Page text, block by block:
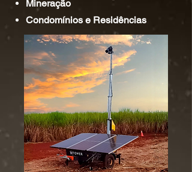
Mineração
Condomínios e Residências